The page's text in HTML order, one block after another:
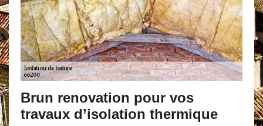
Brun renovation pour vos
travaux d’isolation thermique